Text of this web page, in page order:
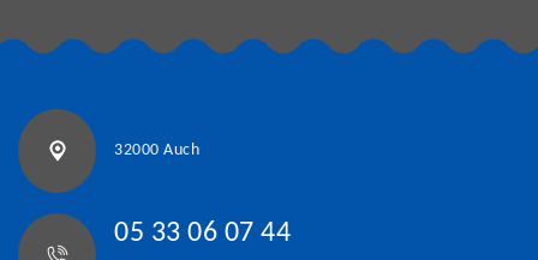
32000 Auch
05 33 06 07 44